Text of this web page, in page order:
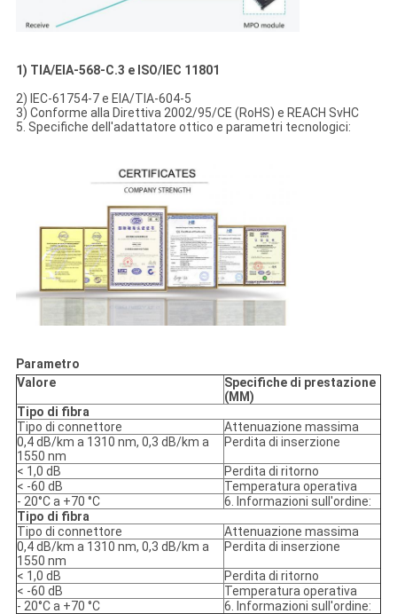
1) TIA/EIA-568-C.3 e ISO/IEC 11801
2) IEC-61754-7 e EIA/TIA-604-5
3) Conforme alla Direttiva 2002/95/CE (RoHS) e REACH SvHC
5. Specifiche dell'adattatore ottico e parametri tecnologici:
Parametro
Valore
Specifiche di prestazione
(MM)
Tipo di fibra
Tipo di connettore
Attenuazione massima
0,4 dB/km a 1310 nm, 0,3 dB/km a
1550 nm
Perdita di inserzione
< 1,0 dB
Perdita di ritorno
< -60 dB
Temperatura operativa
- 20°C a +70 °C
6. Informazioni sull'ordine:
Tipo di fibra
Tipo di connettore
Attenuazione massima
0,4 dB/km a 1310 nm, 0,3 dB/km a
1550 nm
Perdita di inserzione
< 1,0 dB
Perdita di ritorno
< -60 dB
Temperatura operativa
- 20°C a +70 °C
6. Informazioni sull'ordine: